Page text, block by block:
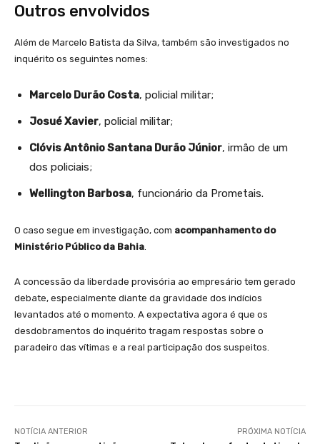
Outros envolvidos
Além de Marcelo Batista da Silva, também são investigados no
inquérito os seguintes nomes:
Marcelo Durão Costa, policial militar;
Josué Xavier, policial militar;
Clóvis Antônio Santana Durão Júnior, irmão de um
dos policiais;
Wellington Barbosa, funcionário da Prometais.
O caso segue em investigação, com acompanhamento do
Ministério Público da Bahia
A concessão da liberdade provisória ao empresário tem gerado
debate, especialmente diante da gravidade dos indícios
levantados até o momento. A expectativa agora é que os
desdobramentos do inquérito tragam respostas sobre o
paradeiro das vítimas e a real participação dos suspeitos.
NOTÍCIA ANTERIOR PRÓXIMA NOTÍCIA